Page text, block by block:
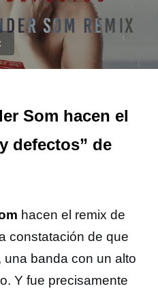
Som hacen el
defectos” de
hacen el remix de
constatación de que
una banda con un alto
Y fue precisamente